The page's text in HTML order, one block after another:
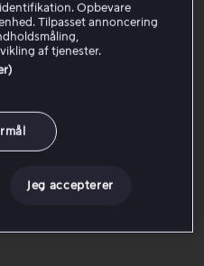
er inkluderet i
kanal Viaplay Sport
en TV-udbyder
Opbevare
Tilpasset annoncering
af tjenester.
Jeg accepterer